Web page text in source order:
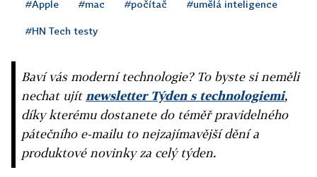
#Apple #mac #počítač #umělá inteligence
#HN Tech testy
Baví vás moderní technologie? To byste si neměli
nechat ujít newsletter Týden s technologiemi,
díky kterému dostanete do téměř pravidelného
pátečního e-mailu to nejzajímavější dění a
produktové novinky za celý týden.